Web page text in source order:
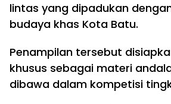
lintas yang dipadukan
budaya khas Kota Batu.
Penampilan tersebut
khusus sebagai materi
dibawa dalam kompetisi